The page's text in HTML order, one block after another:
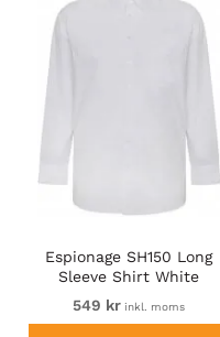
Espionage SH150 Long
Sleeve Shirt White
549 kr inkl. moms